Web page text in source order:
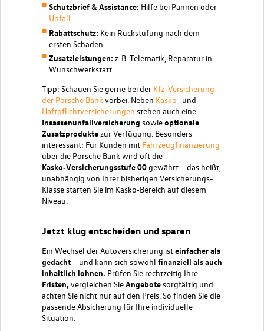
Schutzbrief & Assistance: Hilfe bei Pannen oder
Unfall.
Rabattschutz: Kein Rückstufung nach dem
ersten Schaden.
Zusatzleistungen: z. B. Telematik, Reparatur in
Wunschwerkstatt.
Tipp: Schauen Sie gerne bei der Kfz-Versicherung
der Porsche Bank vorbei. Neben Kasko- und
Haftpflichtversicherungen stehen auch eine
Insassenunfallversicherung sowieoptionale
Zusatzproduktezur Verfügung. Besonders
interessant: Für Kunden mit Fahrzeugfinanzierung
über die Porsche Bank wird oft die
Kasko‑Versicherungsstufe 00gewährt – das heißt,
unabhängig von Ihrer bisherigen Versicherungs-
Klasse starten Sie im Kasko‑Bereich auf diesem
Niveau.
Jetzt klug entscheiden und sparen
Ein Wechsel der Autoversicherung isteinfacher als
gedacht – und kann sich sowohl finanziell als auch
inhaltlich lohnen. Prüfen Sie rechtzeitig Ihre
Fristen, vergleichen SieAngebotesorgfältig und
achten Sie nicht nur auf den Preis. So finden Sie die
passende Absicherung für Ihre individuelle
Situation.